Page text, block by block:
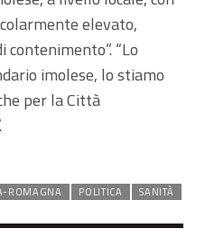
elevato,
“Lo
imolese, lo stiamo
per la Città
ROMAGNA POLITICA SANITÀ